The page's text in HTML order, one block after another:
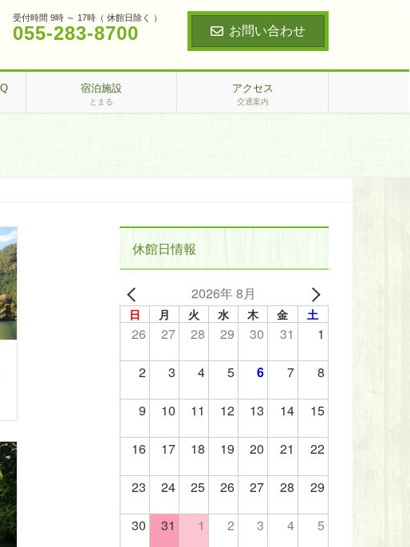
受付時間 9時 ～ 17時（ 休館日除く ）
055‐283‐8700 お問い合わせ
宿泊施設
とまる
アクセス
交通案内
休館日情報
2026年 8月
日 月 火 水 木 金 土
26 27 28 29 30 31 1
2 3 4 5 6 7 8
9 10 11 12 13 14 15
16 17 18 19 20 21 22
23 24 25 26 27 28 29
30 31 1 2 3 4 5